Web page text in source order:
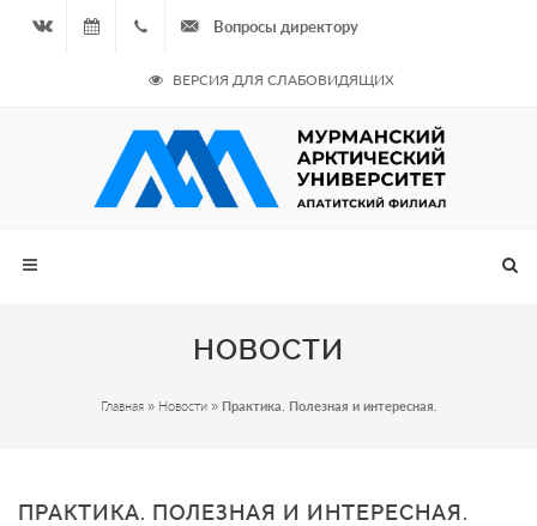
09.08.2026
- Чётная
неделя
964
687
Вопросы директору
ВЕРСИЯ ДЛЯ СЛАБОВИДЯЩИХ
НОВОСТИ
Главная» Новости» Практика. Полезная и интересная.
ПРАКТИКА. ПОЛЕЗНАЯ И ИНТЕРЕСНАЯ.